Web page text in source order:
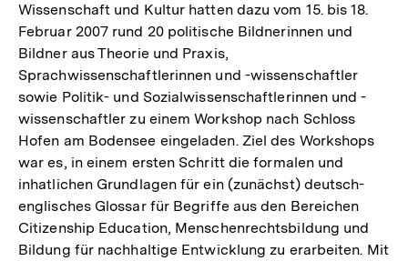
Wissenschaft und Kultur hatten dazu vom 15. bis 18.
Februar 2007 rund 20 politische Bildnerinnen und
Bildner aus Theorie und Praxis,
Sprachwissenschaftlerinnen und -wissenschaftler
sowie Politik- und Sozialwissenschaftlerinnen und -
wissenschaftler zu einem Workshop nach Schloss
Hofen am Bodensee eingeladen. Ziel des Workshops
war es, in einem ersten Schritt die formalen und
inhatlichen Grundlagen für ein (zunächst) deutsch-
englisches Glossar für Begriffe aus den Bereichen
Citizenship Education, Menschenrechtsbildung und
Bildung für nachhaltige Entwicklung zu erarbeiten. Mit